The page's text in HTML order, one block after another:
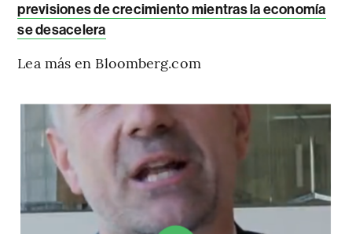
previsiones de crecimiento mientras la economía
se desacelera
Lea más en Bloomberg.com